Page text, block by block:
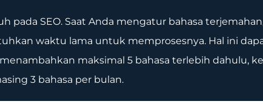
pada SEO. Saat Anda mengatur bahasa
waktu lama untuk memprosesnya. Hal ini
maksimal 5 bahasa terlebih dahulu,
3 bahasa per bulan.